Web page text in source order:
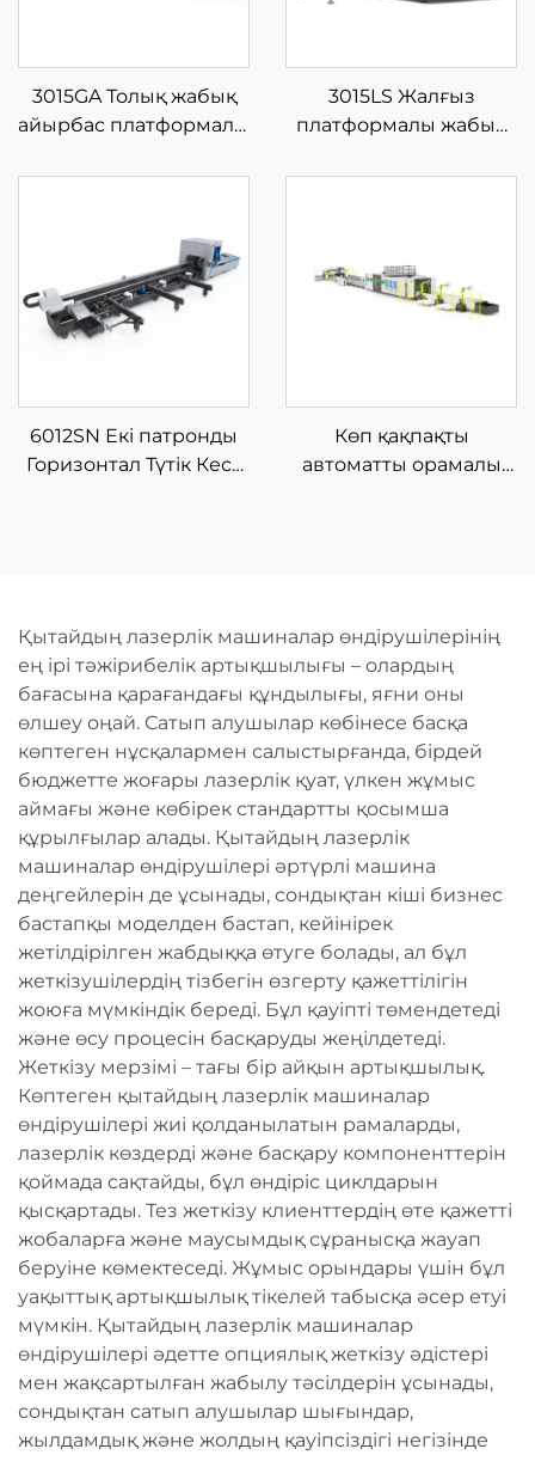
3015GA Толық жабық
айырбас платформалы
лазерлі кесу
3015LS Жалғыз
платформалы жабық
лазерлі кесу
6012SN Екі патронды
Горизонтал Түтік Кесу
Көп қақпақты
автоматты орамалы
Қытайдың лазерлік машиналар өндірушілерінің
ең ірі тәжірибелік артықшылығы – олардың
бағасына қарағандағы құндылығы, яғни оны
өлшеу оңай. Сатып алушылар көбінесе басқа
көптеген нұсқалармен салыстырғанда, бірдей
бюджетте жоғары лазерлік қуат, үлкен жұмыс
аймағы және көбірек стандартты қосымша
құрылғылар алады. Қытайдың лазерлік
машиналар өндірушілері әртүрлі машина
деңгейлерін де ұсынады, сондықтан кіші бизнес
бастапқы моделден бастап, кейінірек
жетілдірілген жабдыққа өтуге болады, ал бұл
жеткізушілердің тізбегін өзгерту қажеттілігін
жоюға мүмкіндік береді. Бұл қауіпті төмендетеді
және өсу процесін басқаруды жеңілдетеді.
Жеткізу мерзімі – тағы бір айқын артықшылық.
Көптеген қытайдың лазерлік машиналар
өндірушілері жиі қолданылатын рамаларды,
лазерлік көздерді және басқару компоненттерін
қоймада сақтайды, бұл өндіріс циклдарын
қысқартады. Тез жеткізу клиенттердің өте қажетті
жобаларға және маусымдық сұранысқа жауап
беруіне көмектеседі. Жұмыс орындары үшін бұл
уақыттық артықшылық тікелей табысқа әсер етуі
мүмкін. Қытайдың лазерлік машиналар
өндірушілері әдетте опциялық жеткізу әдістері
мен жақсартылған жабылу тәсілдерін ұсынады,
сондықтан сатып алушылар шығындар,
жылдамдық және жолдың қауіпсіздігі негізінде